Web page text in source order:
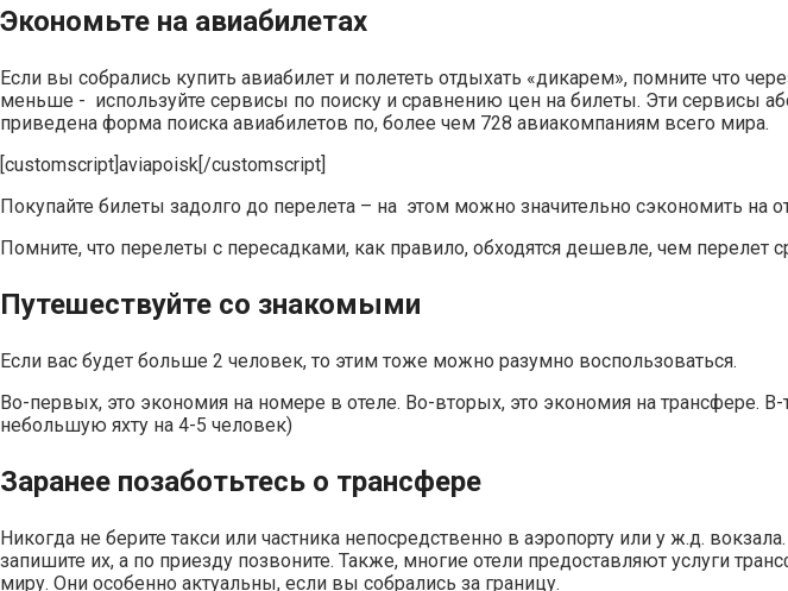
Экономьте на авиабилетах
Если вы собрались купить авиабилет и полететь отдыхать «дикарем», помните что
меньше - используйте сервисы по поиску и сравнению цен на билеты. Эти сервисы
приведена форма поиска авиабилетов по, более чем 728 авиакомпаниям всего мира.
[customscript]aviapoisk[/customscript]
Покупайте билеты задолго до перелета – на этом можно значительно сэкономить на
Помните, что перелеты с пересадками, как правило, обходятся дешевле, чем перелет
Путешествуйте со знакомыми
Если вас будет больше 2 человек, то этим тоже можно разумно воспользоваться.
Во-первых, это экономия на номере в отеле. Во-вторых, это экономия на трансфере.
небольшую яхту на 4-5 человек)
Заранее позаботьтесь о трансфере
Никогда не берите такси или частника непосредственно в аэропорту или у ж.д.
запишите их, а по приезду позвоните. Также, многие отели предоставляют услуги
миру. Они особенно актуальны, если вы собрались за границу.